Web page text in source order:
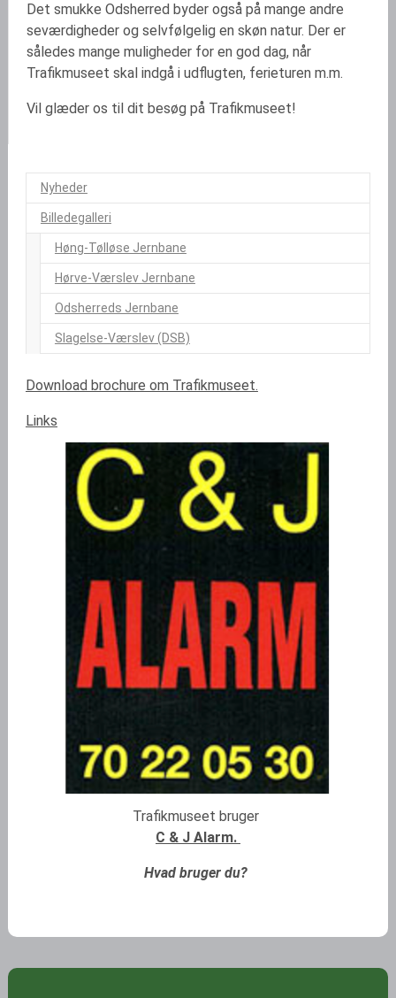
Nyheder
Billedegalleri
Høng-Tølløse Jernbane
Hørve-Værslev Jernbane
Odsherreds Jernbane
Slagelse-Værslev (DSB)
Download brochure om Trafikmuseet.
Links
Trafikmuseet bruger
C & J Alarm.
Hvad bruger du?
Det smukke Odsherred byder også på mange andre
seværdigheder og selvfølgelig en skøn natur. Der er
således mange muligheder for en god dag, når
Trafikmuseet skal indgå i udflugten, ferieturen m.m.
Vil glæder os til dit besøg på Trafikmuseet!